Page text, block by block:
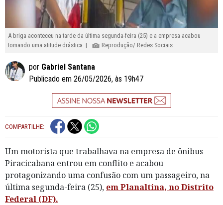
A briga aconteceu na tarde da última segunda-feira (25) e a empresa acabou
tomando uma atitude drástica |
Reprodução/ Redes Sociais
por Gabriel Santana
Publicado em 26/05/2026, às 19h47
COMPARTILHE:
Um motorista que trabalhava na empresa de ônibus
Piracicabana entrou em conflito e acabou
protagonizando uma confusão com um passageiro, na
última segunda-feira (25), em Planaltina, no Distrito
Federal (DF).